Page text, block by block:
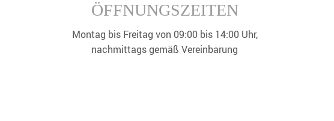
ÖFFNUNGSZEITEN
Montag bis Freitag von 09:00 bis 14:00 Uhr,
nachmittags gemäß Vereinbarung